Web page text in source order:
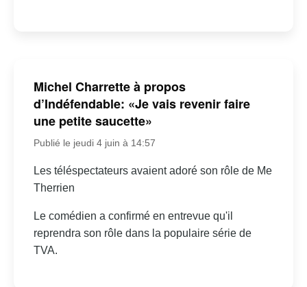
Michel Charrette à propos
d’Indéfendable: «Je vais revenir faire
une petite saucette»
Publié le jeudi 4 juin à 14:57
Les téléspectateurs avaient adoré son rôle de Me
Therrien
Le comédien a confirmé en entrevue qu'il
reprendra son rôle dans la populaire série de
TVA.